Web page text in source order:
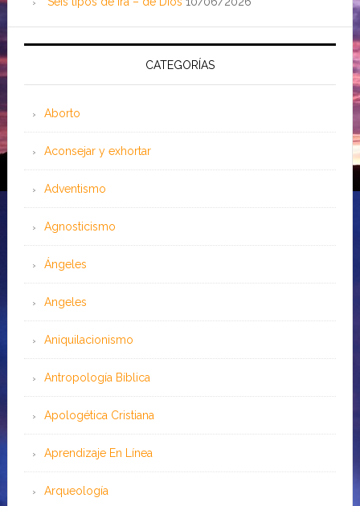
CATEGORÍAS
Aborto
Aconsejar y exhortar
Adventismo
Agnosticismo
Ángeles
Angeles
Aniquilacionismo
Antropología Bíblica
Apologética Cristiana
Aprendizaje En Línea
Arqueología